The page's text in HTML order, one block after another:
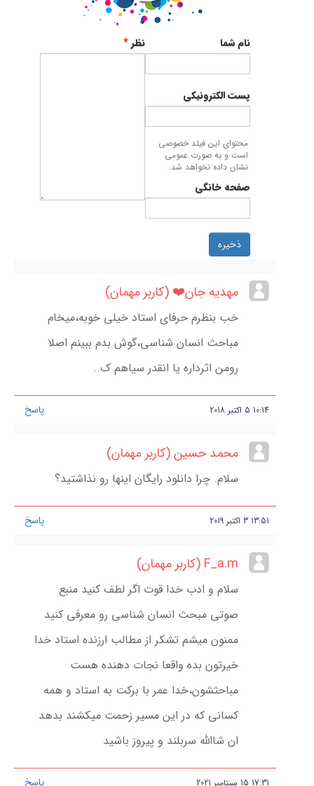
نام شما
پست الکترونیکی
محتوای این فیلد خصوصی
است و به صورت عمومی
نشان داده نخواهد شد.
صفحه خانگی
نظر*
ذخیره
مهدیه جان❤️ (کاربر مهمان)
خب بنظرم حرفای استاد خیلی خوبه،میخام
مباحث انسان شناسی،گوش بدم ببینم اصلا
رومن اثرداره یا انقدر سیاهم ک..
پاسخ 10:14
5 اکتبر 2018
محمد حسین (کاربر مهمان)
سلام. چرا دانلود رایگان اینها رو نذاشتید؟
پاسخ 13:51
3 اکتبر 2019
F_a.m (کاربر مهمان)
سلام و ادب خدا قوت اگر لطف کنید منبع
صوتی مبحث انسان شناسی رو معرفی کنید
ممنون میشم تشکر از مطالب ارزنده استاد خدا
خیرتون بده واقعا نجات دهنده هست
مباحثشون،خدا عمر با برکت به استاد و همه
کسانی که در این مسیر زحمت میکشند بدهد
ان شاالله سربلند و پیروز باشید
پاسخ 17:31
15 سپتامبر 2021